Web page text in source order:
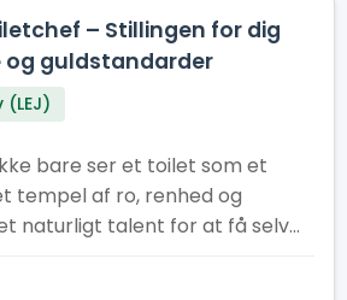
måske humor
til en fest!
– Stillingen for dig
guldstandarder
(LEJ)
bare ser et toilet som et
tempel af ro, renhed og
naturligt talent for at få selv
porcelænstronstol? Så er det